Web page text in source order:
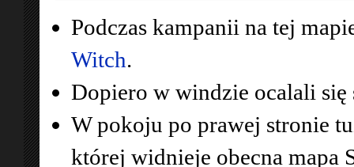
Podczas kampanii na tej
Witch.
Dopiero w windzie ocalali się
W pokoju po prawej stronie
której widnieje obecna mapa